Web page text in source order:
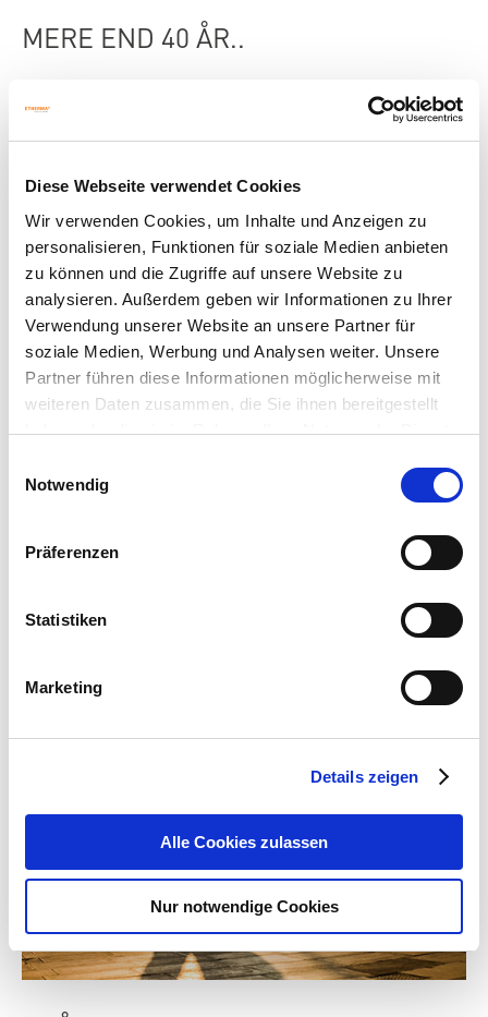
Diese Webseite verwendet Cookies
Wir verwenden Cookies, um Inhalte und Anzeigen zu
personalisieren, Funktionen für soziale Medien anbieten
zu können und die Zugriffe auf unsere Website zu
analysieren. Außerdem geben wir Informationen zu Ihrer
Verwendung unserer Website an unsere Partner für
soziale Medien, Werbung und Analysen weiter. Unsere
Partner führen diese Informationen möglicherweise mit
weiteren Daten zusammen, die Sie ihnen bereitgestellt
haben oder die sie im Rahmen Ihrer Nutzung der Dienste
Notwendig
Präferenzen
Statistiken
Marketing
Details zeigen
Alle Cookies zulassen
Nur notwendige Cookies
MERE END 40 ÅR..
Hos ETHERMA tager vi ikke let på dette koncept - vi lever
VORES MEDARBEJDERE ER GRUNDSTENEN
Vores medarbejderes præstationer danner grundstenen for
vores gensidige succes. Vi opfordrer derfor til individuelt
initiativ og ansvarsfølelse. Åben kommunikation gør os i stand
til at skabe en effektiv udveksling af information og gensidig
tillid.